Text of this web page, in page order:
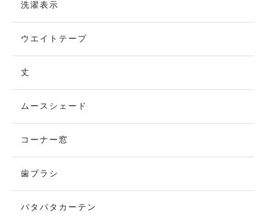
洗濯表示
ウエイトテープ
丈
ムースシェード
コーナー窓
歯ブラシ
パタパタカーテン